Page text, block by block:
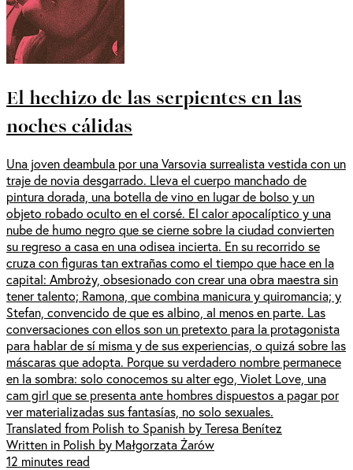
El hechizo de las serpientes en las
noches cálidas
Una joven deambula por una Varsovia surrealista vestida con un
traje de novia desgarrado. Lleva el cuerpo manchado de
pintura dorada, una botella de vino en lugar de bolso y un
objeto robado oculto en el corsé. El calor apocalíptico y una
nube de humo negro que se cierne sobre la ciudad convierten
su regreso a casa en una odisea incierta. En su recorrido se
cruza con figuras tan extrañas como el tiempo que hace en la
capital: Ambroży, obsesionado con crear una obra maestra sin
tener talento; Ramona, que combina manicura y quiromancia; y
Stefan, convencido de que es albino, al menos en parte. Las
conversaciones con ellos son un pretexto para la protagonista
para hablar de sí misma y de sus experiencias, o quizá sobre las
máscaras que adopta. Porque su verdadero nombre permanece
en la sombra: solo conocemos su alter ego, Violet Love, una
cam girl que se presenta ante hombres dispuestos a pagar por
ver materializadas sus fantasías, no solo sexuales.
Translated from Polish to Spanish by Teresa Benítez
Written in Polish by Małgorzata Żarów
12 minutes read